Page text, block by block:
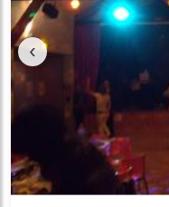
‹